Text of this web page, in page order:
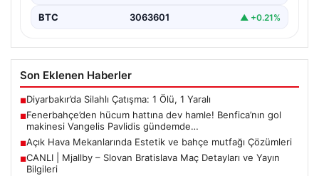
BTC 3063601 ▲ +0.21%
Son Eklenen Haberler
■Diyarbakır’da Silahlı Çatışma: 1 Ölü, 1 Yaralı
■Fenerbahçe’den hücum hattına dev hamle! Benfica’nın gol
makinesi Vangelis Pavlidis gündemde…
■Açık Hava Mekanlarında Estetik ve bahçe mutfağı Çözümleri
■CANLI | Mjallby – Slovan Bratislava Maç Detayları ve Yayın
Bilgileri